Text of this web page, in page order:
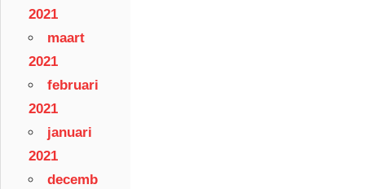
2021
maart
2021
februari
2021
januari
2021
decemb